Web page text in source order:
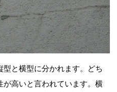
と横型に分かれます。どち
が高いと言われています。横